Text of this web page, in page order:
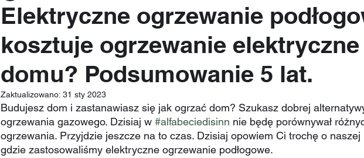
Elektryczne ogrzewanie
kosztuje ogrzewanie elektryczne
domu? Podsumowanie 5 lat.
Zaktualizowano: 31 sty 2023
Budujesz dom i zastanawiasz się jak ogrzać dom? Szukasz dobrej
ogrzewania gazowego. Dzisiaj w #alfabeciedisinn nie będę porównywał
ogrzewania. Przyjdzie jeszcze na to czas. Dzisiaj opowiem Ci trochę o naszej
gdzie zastosowaliśmy elektryczne ogrzewanie podłogowe.